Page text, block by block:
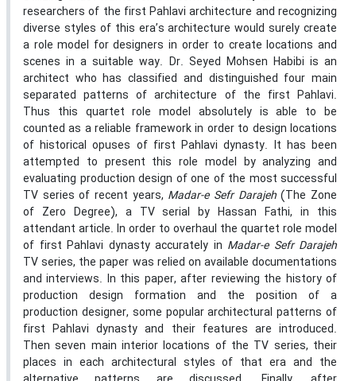
researchers of the first Pahlavi architecture and recognizing
diverse styles of this era’s architecture would surely create
a role model for designers in order to create locations and
scenes in a suitable way. Dr. Seyed Mohsen Habibi is an
architect who has classified and distinguished four main
separated patterns of architecture of the first Pahlavi.
Thus this quartet role model absolutely is able to be
counted as a reliable framework in order to design locations
of historical opuses of first Pahlavi dynasty. It has been
attempted to present this role model by analyzing and
evaluating production design of one of the most successful
TV series of recent years, Madar-e Sefr Darajeh(The Zone
of Zero Degree), a TV serial by Hassan Fathi, in this
attendant article. In order to overhaul the quartet role model
of first Pahlavi dynasty accurately in Madar-e Sefr Darajeh
TV series, the paper was relied on available documentations
and interviews. In this paper, after reviewing the history of
production design formation and the position of a
production designer, some popular architectural patterns of
first Pahlavi dynasty and their features are introduced.
Then seven main interior locations of the TV series, their
places in each architectural styles of that era and the